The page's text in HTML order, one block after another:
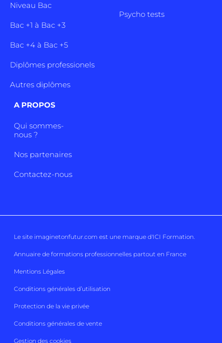
Niveau Bac
Bac +1 à Bac +3
Bac +4 à Bac +5
Diplômes professionels
Autres diplômes
Psycho tests
A PROPOS
Qui sommes-
nous ?
Nos partenaires
Contactez-nous
Le site imaginetonfutur.com est une marque d'ICI Formation.
Annuaire de formations professionnelles partout en France
Mentions Légales
Conditions générales d’utilisation
Protection de la vie privée
Conditions générales de vente
Gestion des cookies